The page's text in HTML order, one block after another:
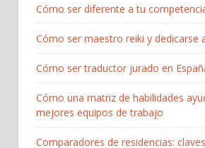
Cómo ser diferente a tu
Cómo ser maestro reiki y dedicarse
Cómo ser traductor jurado en
Cómo una matriz de habilidades
mejores equipos de trabajo
Comparadores de residencias: